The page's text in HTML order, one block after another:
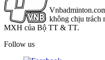
không chịu trách
MXH của Bộ TT & TT.
Follow us